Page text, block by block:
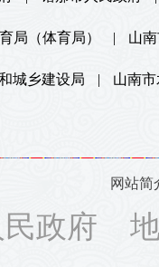
局（体育局） | 山
城乡建设局 | 山南
网站简
民政府